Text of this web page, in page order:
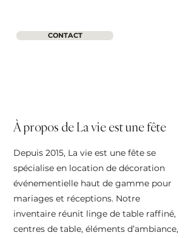
CONTACT
À propos de La vie est une fête
Depuis 2015, La vie est une fête se
spécialise en location de décoration
événementielle haut de gamme pour
mariages et réceptions. Notre
inventaire réunit linge de table raffiné,
centres de table, éléments d’ambiance,